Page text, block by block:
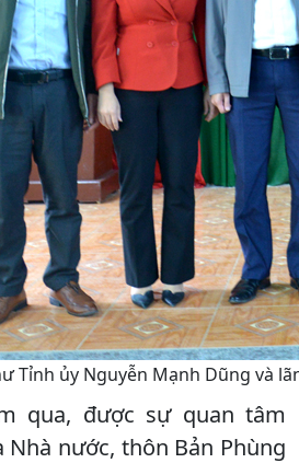
Tỉnh ủy Nguyễn Mạnh Dũng và
qua, được sự quan tâm
nước, thôn Bản Phùng